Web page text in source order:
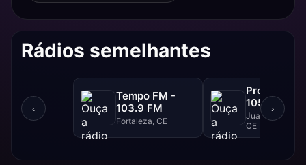
Rádios semelhantes
‹
Tempo FM -
103.9 FM
Fortaleza, CE
Progresso
105.1 FM
Juazeiro Do
CE
›